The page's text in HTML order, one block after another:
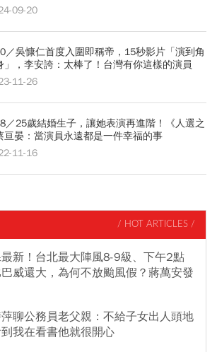
09-20
／吳慷仁首度入圍即稱帝，15秒影片「演到角
」，李安誇：太棒了！台灣有你這樣的演員
11-26
／25歲結婚生子，讓她表演再進階！《人選之
亘晏：當演員永遠都是一件幸福的事
11-16
/ HOT ARTICLES /
新！台北最大陣風8-9級、下午2點
威還大，為何不放颱風假？蔣萬安發
聊公務員老父親：不給子女出人頭地
我在看書他就很開心